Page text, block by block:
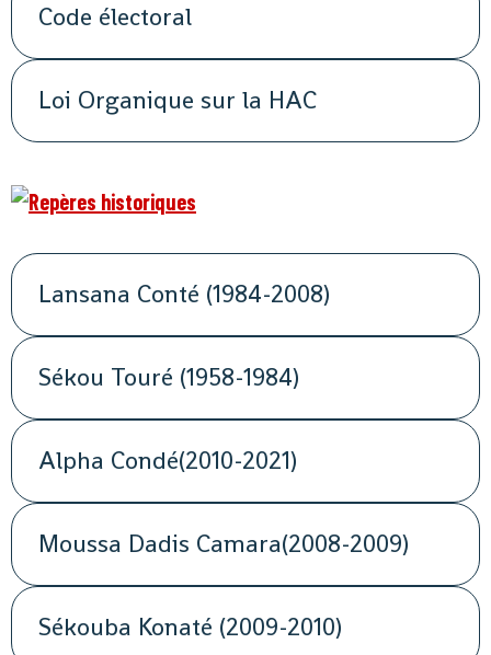
Code électoral
Loi Organique sur la HAC
Lansana Conté (1984-2008)
Sékou Touré (1958-1984)
Alpha Condé(2010-2021)
Moussa Dadis Camara(2008-2009)
Sékouba Konaté (2009-2010)